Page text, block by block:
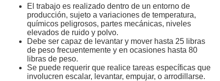
El trabajo es realizado dentro de un entorno de
producción, sujeto a variaciones de temperatura,
químicos peligrosos, partes mecánicas, niveles
elevados de ruido y polvo.
Debe ser capaz de levantar y mover hasta 25 libras
de peso frecuentemente y en ocasiones hasta 80
libras de peso.
Se puede requerir que realice tareas específicas que
involucren escalar, levantar, empujar, o arrodillarse.